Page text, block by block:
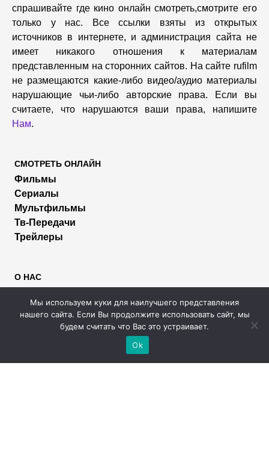
спрашивайте где кино онлайн смотреть,cмотрите его
только у нас. Все ссылки взяты из открытых
источников в интернете, и администрация сайта не
имеет никакого отношения к материалам
представленным на сторонних сайтов. На сайте rufilm
не размещаются какие-либо видео/аудио материалы
нарушающие чьи-либо авторские права. Если вы
считаете, что нарушаются ваши права, напишите
Нам.
СМОТРЕТЬ ОНЛАЙН
Фильмы
Сериалы
Мультфильмы
Тв-Передачи
Трейлеры
О НАС
Правообладателям
Размещение рекламы
Мы используем куки для наилучшего представления
нашего сайта. Если Вы продолжите использовать сайт, мы
будем считать что Вас это устраивает.
Ok